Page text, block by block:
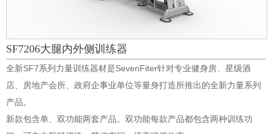
SF7206大腿内外侧训练器
全新SF7系列力量训练器材是SevenFiter针对专业健身房、星级酒
店、房地产会所、政府企事业单位等量身打造所推出的全新力量系列
产品。
新款包含单、双功能两套产品。双功能每款产品都包含两种训练功